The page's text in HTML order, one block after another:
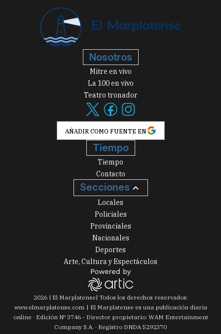
Nosotros
Mitre en vivo
La 100 en vivo
Teatro tronador
AÑADIR COMO FUENTE EN
Tiempo
Tiempo
Contacto
Secciones
Locales
Policiales
Provinciales
Nacionales
Deportes
Arte, Cultura y Espectáculos
2026| El Marplatense| Todos los derechos reservados:
www.elmarplatense.com
El Marplatense es una publicación diaria
online · Edición Nº 3746- Director propietario: WAM Entertainment
Company S.A. · Registro DNDA 5292370